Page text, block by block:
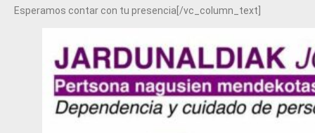
Esperamos contar con tu presencia[/vc_column_text]